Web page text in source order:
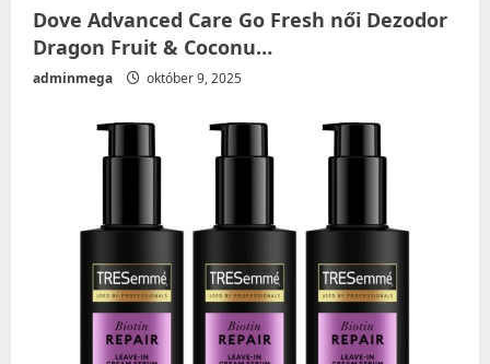
Dove Advanced Care Go Fresh női Dezodor
Dragon Fruit & Coconu…
adminmega október 9, 2025